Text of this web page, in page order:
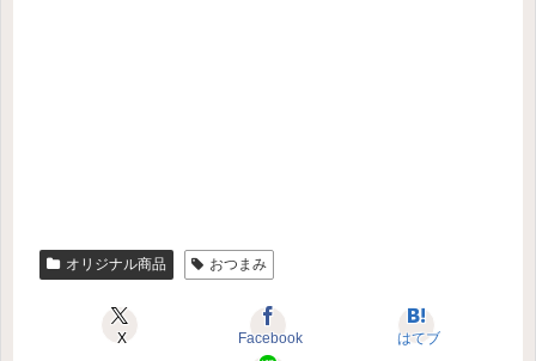
オリジナル商品 おつまみ
X Facebook はてブ